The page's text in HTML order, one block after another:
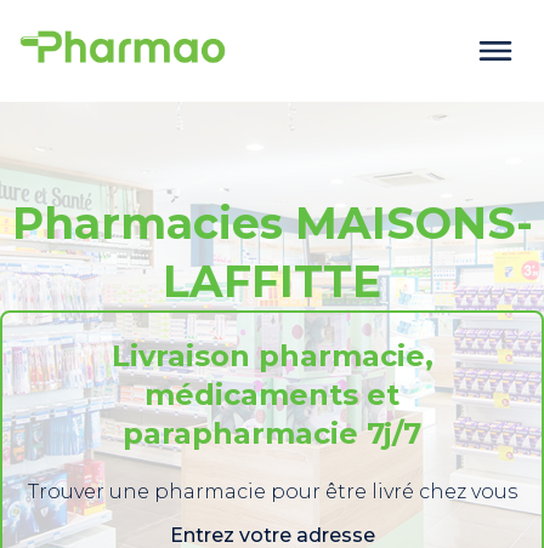
Pharmacies MAISONS-
LAFFITTE
Livraison pharmacie,
médicaments et
parapharmacie 7j/7
Trouver une pharmacie pour être livré chez vous
Entrez votre adresse